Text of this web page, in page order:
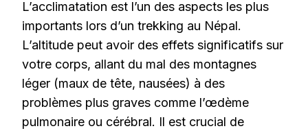
L’acclimatation est l’un des aspects les plus
importants lors d’un trekking au Népal.
L’altitude peut avoir des effets significatifs sur
votre corps, allant du mal des montagnes
léger (maux de tête, nausées) à des
problèmes plus graves comme l’œdème
pulmonaire ou cérébral. Il est crucial de